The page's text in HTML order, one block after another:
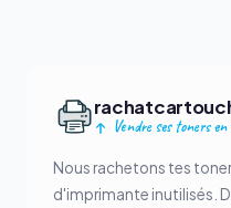
Vendre ses toners
Nous rachetons tes
d'imprimante inutilisés.